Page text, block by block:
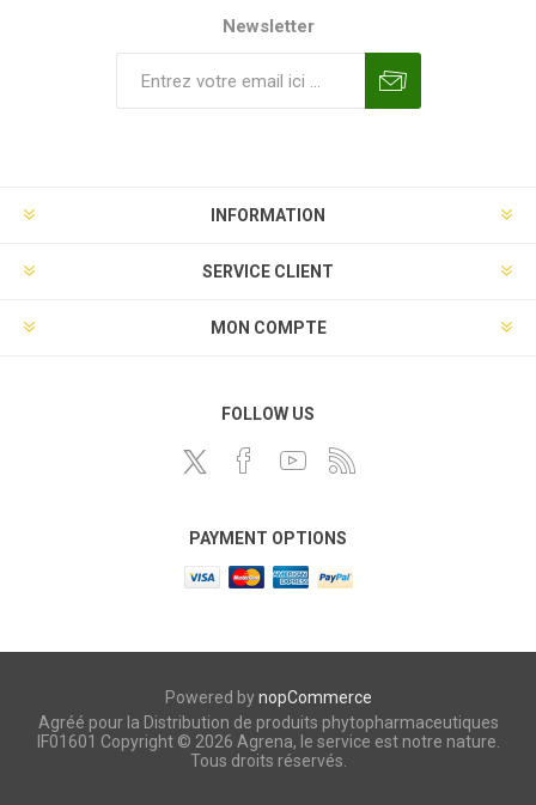
Newsletter
INFORMATION
SERVICE CLIENT
MON COMPTE
FOLLOW US
PAYMENT OPTIONS
Powered bynopCommerce
Agréé pour la Distribution de produits phytopharmaceutiques
IF01601 Copyright © 2026 Agrena, le service est notre nature.
Tous droits réservés.